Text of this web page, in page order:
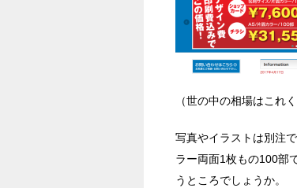
（世の中の相場はこれく
写真やイラストは別注
ラー両面1枚もの100部
うところでしょうか。